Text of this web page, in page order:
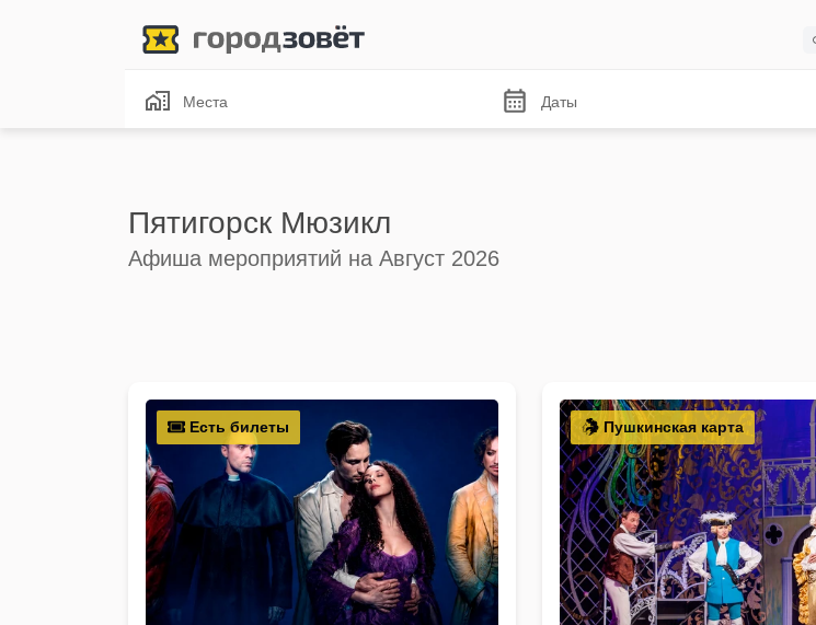
Места Даты
Пятигорск Мюзикл
Афиша мероприятий на Август 2026
Есть билеты Пушкинская карта